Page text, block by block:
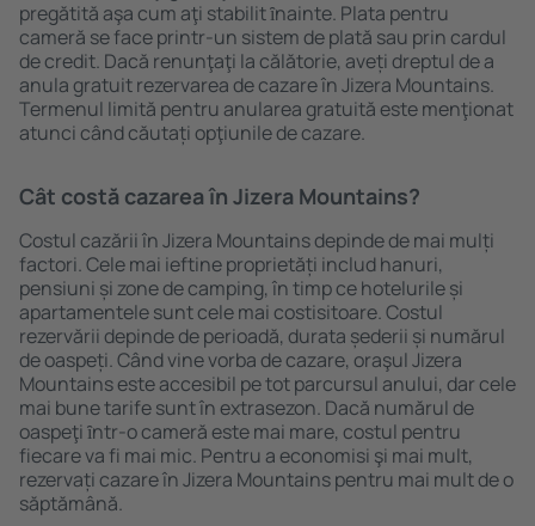
pregătită aşa cum aţi stabilit ȋnainte. Plata pentru
cameră se face printr-un sistem de plată sau prin cardul
de credit. Dacă renunţaţi la călătorie, aveți dreptul de a
anula gratuit rezervarea de cazare în Jizera Mountains.
Termenul limită pentru anularea gratuită este menţionat
atunci când căutați opţiunile de cazare.
Cât costă cazarea în Jizera Mountains?
Costul cazării în Jizera Mountains depinde de mai mulți
factori. Cele mai ieftine proprietăți includ hanuri,
pensiuni și zone de camping, în timp ce hotelurile și
apartamentele sunt cele mai costisitoare. Costul
rezervării depinde de perioadă, durata șederii și numărul
de oaspeți. Când vine vorba de cazare, oraşul Jizera
Mountains este accesibil pe tot parcursul anului, dar cele
mai bune tarife sunt în extrasezon. Dacă numărul de
oaspeţi ȋntr-o cameră este mai mare, costul pentru
fiecare va fi mai mic. Pentru a economisi şi mai mult,
rezervați cazare în Jizera Mountains pentru mai mult de o
săptămână.